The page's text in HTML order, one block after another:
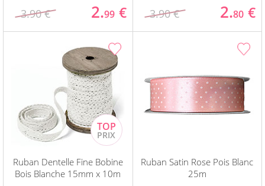
3.90 € 2.99 € 3.90 € 2.80 €
Ruban Dentelle Fine Bobine
Bois Blanche 15mm x 10m
Ruban Satin Rose Pois Blanc
25m